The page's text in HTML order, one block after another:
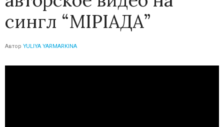
сингл “МІРІАДА”
Автор YULIYA YARMARKINA